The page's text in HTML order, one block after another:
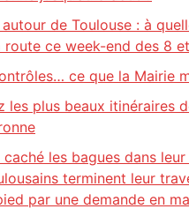
de Toulouse : à
route ce week-end des 8
ce que la Mairie
les plus beaux itinéraires
caché les bagues dans
terminent leur
par une demande en